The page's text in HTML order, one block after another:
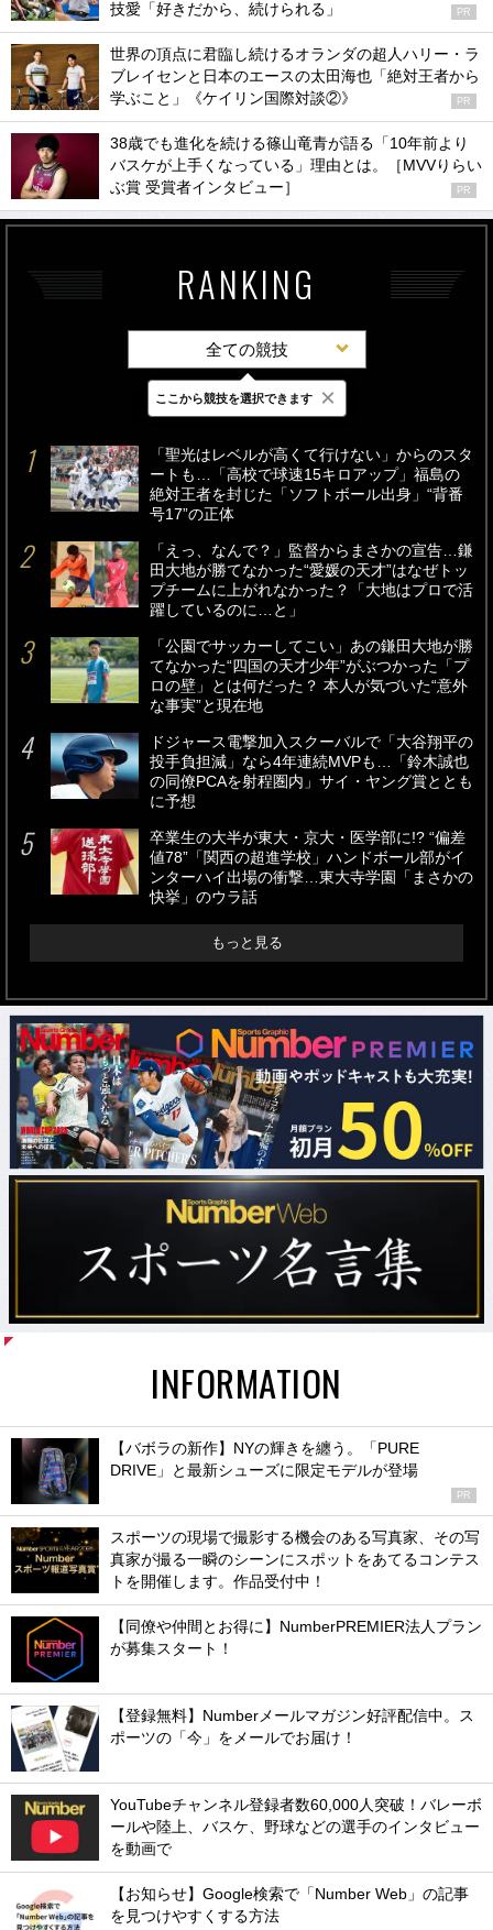
技愛「好きだから、続けられる」 PR
世界の頂点に君臨し続けるオランダの超人ハリー・ラ
ブレイセンと日本のエースの太田海也「絶対王者から
学ぶこと」《ケイリン国際対談②》
PR
38歳でも進化を続ける篠山竜青が語る「10年前より
バスケが上手くなっている」理由とは。［MVVりらい
ぶ賞 受賞者インタビュー］
PR
RANKING
全ての競技
最新 24時間 週間
「聖光はレベルが高くて行けない」からのスタ
ートも…「高校で球速15キロアップ」福島の
絶対王者を封じた「ソフトボール出身」“背番
号17”の正体
「えっ、なんで？」監督からまさかの宣告…鎌
田大地が勝てなかった“愛媛の天才”はなぜトッ
プチームに上がれなかった？「大地はプロで活
躍しているのに…と」
「公園でサッカーしてこい」あの鎌田大地が勝
てなかった“四国の天才少年”がぶつかった「プ
ロの壁」とは何だった？ 本人が気づいた“意外
な事実”と現在地
ドジャース電撃加入スクーバルで「大谷翔平の
投手負担減」なら4年連続MVPも…「鈴木誠也
の同僚PCAを射程圏内」サイ・ヤング賞ととも
に予想
卒業生の大半が東大・京大・医学部に!? “偏差
値78”「関西の超進学校」ハンドボール部がイ
ンターハイ出場の衝撃…東大寺学園「まさかの
快挙」のウラ話
もっと見る
INFORMATION
【バボラの新作】NYの輝きを纏う。「PURE
DRIVE」と最新シューズに限定モデルが登場
PR
スポーツの現場で撮影する機会のある写真家、その写
真家が撮る一瞬のシーンにスポットをあてるコンテス
トを開催します。作品受付中！
【同僚や仲間とお得に】NumberPREMIER法人プラン
が募集スタート！
【登録無料】Numberメールマガジン好評配信中。ス
ポーツの「今」をメールでお届け！
YouTubeチャンネル登録者数60,000人突破！バレーボ
ールや陸上、バスケ、野球などの選手のインタビュー
を動画で
【お知らせ】Google検索で「Number Web」の記事
を見つけやすくする方法
ここから競技を選択できます ×